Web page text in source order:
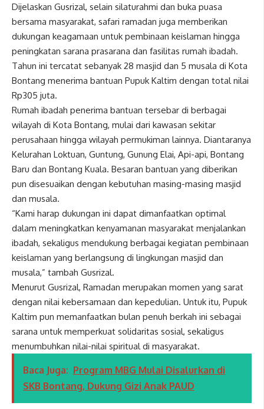
Dijelaskan Gusrizal, selain silaturahmi dan buka puasa
bersama masyarakat, safari ramadan juga memberikan
dukungan keagamaan untuk pembinaan keislaman hingga
peningkatan sarana prasarana dan fasilitas rumah ibadah.
Tahun ini tercatat sebanyak 28 masjid dan 5 musala di Kota
Bontang menerima bantuan Pupuk Kaltim dengan total nilai
Rp305 juta.
Rumah ibadah penerima bantuan tersebar di berbagai
wilayah di Kota Bontang, mulai dari kawasan sekitar
perusahaan hingga wilayah permukiman lainnya. Diantaranya
Kelurahan Loktuan, Guntung, Gunung Elai, Api-api, Bontang
Baru dan Bontang Kuala. Besaran bantuan yang diberikan
pun disesuaikan dengan kebutuhan masing-masing masjid
dan musala.
“Kami harap dukungan ini dapat dimanfaatkan optimal
dalam meningkatkan kenyamanan masyarakat menjalankan
ibadah, sekaligus mendukung berbagai kegiatan pembinaan
keislaman yang berlangsung di lingkungan masjid dan
musala,” tambah Gusrizal.
Menurut Gusrizal, Ramadan merupakan momen yang sarat
dengan nilai kebersamaan dan kepedulian. Untuk itu, Pupuk
Kaltim pun memanfaatkan bulan penuh berkah ini sebagai
sarana untuk memperkuat solidaritas sosial, sekaligus
menumbuhkan nilai-nilai spiritual di masyarakat.
Baca Juga: Program MBG Mulai Disalurkan di
SKB Bontang, Dukung Gizi Anak PAUD